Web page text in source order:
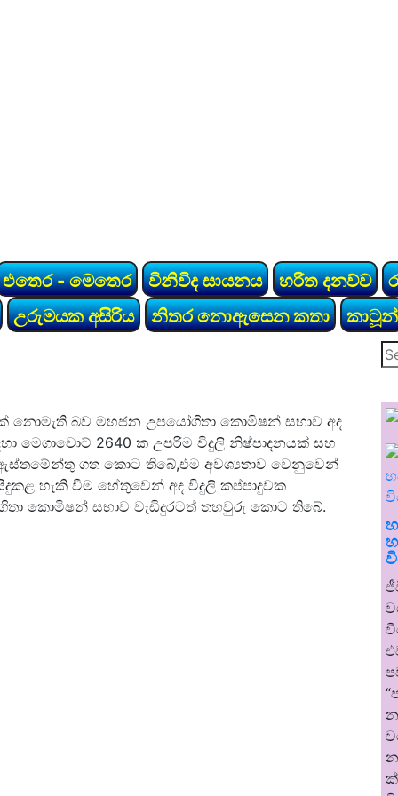
එතෙර - මෙතෙර විනිවිද සායනය හරිත දනව්ව
උරුමයක අසිරිය නිතර නොඇසෙන කතා කාටූන්
නොමැති බව මහජන උපයෝගිතා කොමිෂන් සභාව අද
මෙගාවොට් 2640 ක උපරිම විදුලි නිෂ්පාදනයක් සහ
ගත කොට තිබේ,එම අවශ්‍යතාව වෙනුවෙන්
හැකි වීම හේතුවෙන් අද විදුලි කප්පාදුවක
කොමිෂන් සභාව වැඩිදුරටත් තහවුරු කොට තිබේ.